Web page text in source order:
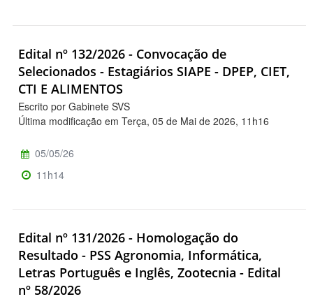
Edital nº 132/2026 - Convocação de
Selecionados - Estagiários SIAPE - DPEP, CIET,
CTI E ALIMENTOS
Escrito por Gabinete SVS
Última modificação em Terça, 05 de Mai de 2026, 11h16
05/05/26
11h14
Edital nº 131/2026 - Homologação do
Resultado - PSS Agronomia, Informática,
Letras Português e Inglês, Zootecnia - Edital
nº 58/2026